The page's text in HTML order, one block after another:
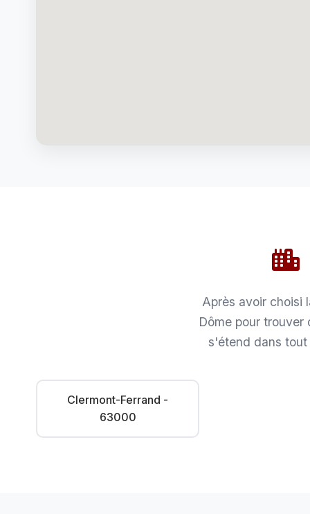
Après avoir choisi
Dôme pour trouver
s'étend dans
Clermont-Ferrand -
63000